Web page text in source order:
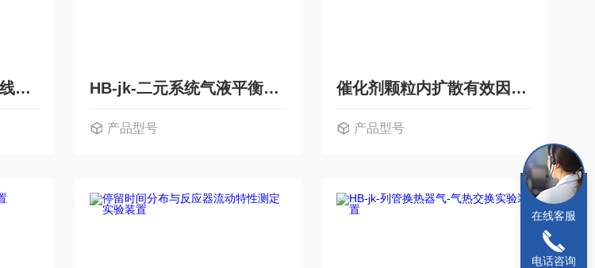
HB-jk-二氧化碳PVT曲线测定实验装置 HB-jk-二元系统气液平衡数据测定装置
产品型号
催化剂颗粒内扩散有效因子测定实验装置
产品型号
在线客服
电话咨询